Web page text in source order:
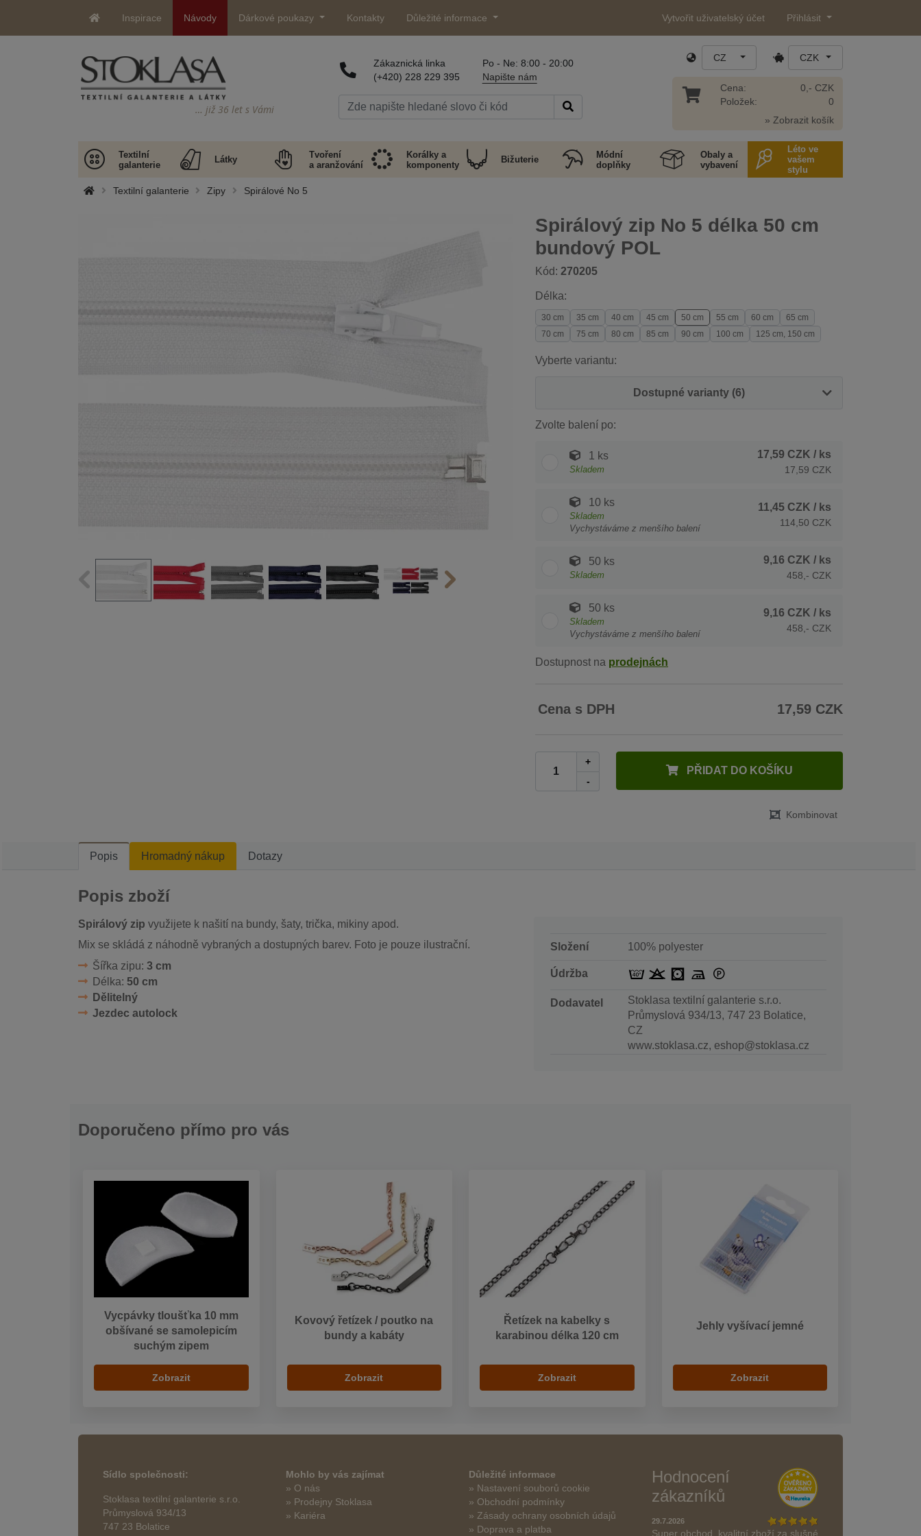
Inspirace Návody Dárkové poukazy Kontakty Důležité informace Vytvořit uživatelský účet Přihlásit
… již 36 let s Vámi
Zákaznická linka
(+420) 228 229 395
Po - Ne: 8:00 - 20:00
Napište nám
CZ CZK
Cena:
Položek:
0,- CZK
0
» Zobrazit košík
Textilní
galanterie
Látky
Tvoření
a aranžování
Korálky a
komponenty
Bižuterie
Módní
doplňky
Obaly a
vybavení
Léto ve
vašem
stylu
Textilní galanterie Zipy Spirálové No 5
Spirálový zip No 5 délka 50 cm
bundový POL
Kód: 270205
Délka:
30 cm 35 cm 40 cm 45 cm 50 cm 55 cm 60 cm
65 cm
70 cm
75 cm 80 cm 85 cm 90 cm 100 cm 125 cm, 150 cm
Vyberte variantu:
Dostupné varianty (6)
Zvolte balení po:
1 ks
Skladem
17,59 CZK / ks
17,59 CZK
10 ks
Skladem
Vychystáváme z menšího balení
11,45 CZK / ks
114,50 CZK
50 ks
Skladem
9,16 CZK / ks
458,- CZK
50 ks
Skladem
Vychystáváme z menšího balení
9,16 CZK / ks
458,- CZK
Dostupnost na prodejnách
Cena s DPH 17,59 CZK
+
-
PŘIDAT DO KOŠÍKU
Kombinovat
Popis Hromadný nákup Dotazy
Popis zboží
Spirálový zip využijete k našití na bundy, šaty, trička, mikiny apod.
Mix se skládá z náhodně vybraných a dostupných barev. Foto je pouze ilustrační.
Šířka zipu: 3 cm
Délka: 50 cm
Dělitelný
Jezdec autolock
Složení 100% polyester
Údržba
Dodavatel
Stoklasa textilní galanterie s.r.o.
Průmyslová 934/13, 747 23 Bolatice,
CZ
www.stoklasa.cz, eshop@stoklasa.cz
Doporučeno přímo pro vás
Vycpávky tloušťka 10 mm
obšívané se samolepicím
suchým zipem
Zobrazit
Kovový řetízek / poutko na
bundy a kabáty
Zobrazit
Řetízek na kabelky s
karabinou délka 120 cm
Zobrazit
Jehly vyšívací jemné
Zobrazit
Sídlo společnosti:
Stoklasa textilní galanterie s.r.o.
Průmyslová 934/13
747 23 Bolatice
Mohlo by vás zajímat
» O nás
» Prodejny Stoklasa
» Kariéra
Důležité informace
» Nastavení souborů cookie
» Obchodní podmínky
» Zásady ochrany osobních údajů
» Doprava a platba
Hodnocení
zákazníků
29.7.2026
Super obchod, kvalitní zboží za slušné